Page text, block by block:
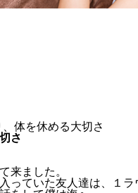
体を休める大切さ
さ
来ました。
っていた友人達は、１